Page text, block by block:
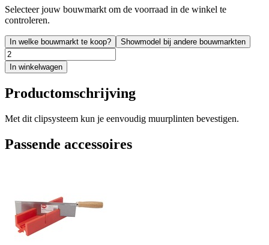
Selecteer jouw bouwmarkt om de voorraad in de winkel te
controleren.
In welke bouwmarkt te koop? Showmodel bij andere bouwmarkten
In winkelwagen
Productomschrijving
Met dit clipsysteem kun je eenvoudig muurplinten bevestigen.
Passende accessoires